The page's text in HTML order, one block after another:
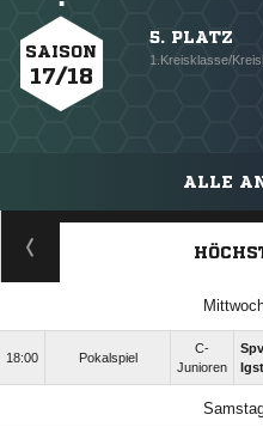
SAISON
17/18
5. PLATZ
1.Kreisklasse/
ALLE
18:00 Pokalspiel
C-
Junioren